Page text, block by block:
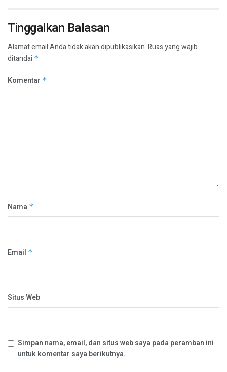
Tinggalkan Balasan
Alamat email Anda tidak akan dipublikasikan.Ruas yang wajib
ditandai *
Komentar *
Nama *
Email *
Situs Web
Simpan nama, email, dan situs web saya pada peramban ini
untuk komentar saya berikutnya.